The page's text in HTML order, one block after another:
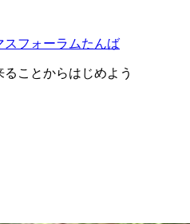
スフォーラムたんば
ことからはじめよう